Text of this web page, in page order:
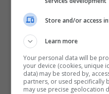
Store and/or access
Learn more
Your personal data will be
your device (cookies, unique
data) may be stored by,
partners, or used specifically
may use precise geolocation